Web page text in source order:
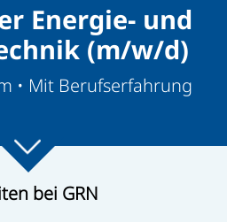
Energie- und
(m/w/d)
• Mit Berufserfahrung
bei GRN